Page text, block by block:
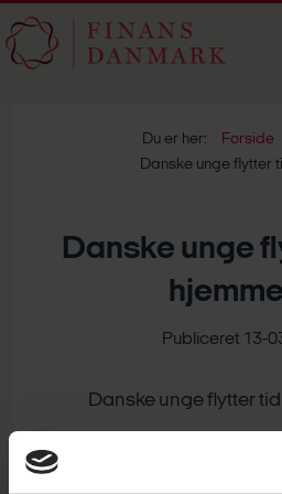
Du er her: Forside
Danske unge flytter
Danske unge
Publiceret 13-
Danske unge flytter
De svenske unge har førertrøjen,